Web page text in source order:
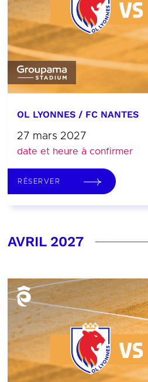
OL LYONNES / FC NANTES
27 mars 2027
date et heure à confirmer
RÉSERVER
AVRIL 2027